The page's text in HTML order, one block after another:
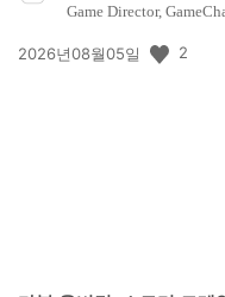
Game Director,
공
2026년08월05일 2